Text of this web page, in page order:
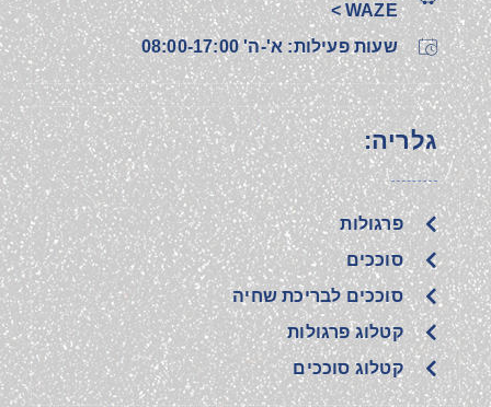
WAZE >
שעות פעילות: א'-ה' 08:00-17:00
גלריה:
פרגולות
סוככים
סוככים לבריכת שחיה
קטלוג פרגולות
קטלוג סוככים